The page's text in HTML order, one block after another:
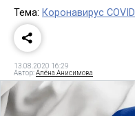
Тема: Коронавирус
13.08.2020 16:29
Автор:Алёна Анисимова